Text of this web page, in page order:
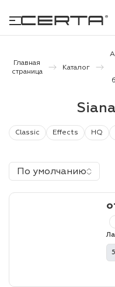
бетону,
Главная
страница
Каталог
Classic Effects HQ
По умолчанию